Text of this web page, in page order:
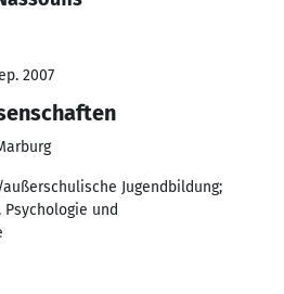
2007
Jugendbildung;
und